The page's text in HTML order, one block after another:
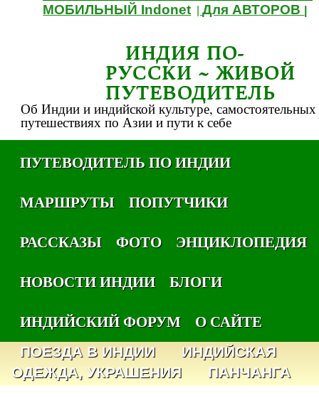
МОБИЛЬНЫЙ Indonet |Для АВТОРОВ
ИНДИЯ ПО-
РУССКИ ~ ЖИВОЙ
ПУТЕВОДИТЕЛЬ
Об Индии и индийской культуре, самостоятельных
путешествиях по Азии и пути к себе
ПУТЕВОДИТЕЛЬ ПО ИНДИИ
МАРШРУТЫ
ПОПУТЧИКИ
РАССКАЗЫ
ФОТО
ЭНЦИКЛОПЕДИЯ
НОВОСТИ ИНДИИ
БЛОГИ
ИНДИЙСКИЙ ФОРУМ
О САЙТЕ
ПОЕЗДА В ИНДИИ
ИНДИЙСКАЯ
ОДЕЖДА, УКРАШЕНИЯ
ПАНЧАНГА